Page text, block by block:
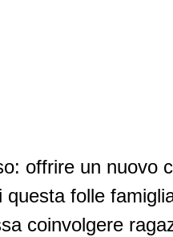
offrire un nuovo
folle
coinvolgere